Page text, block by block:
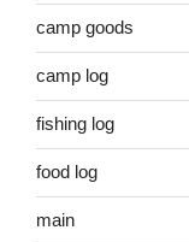
camp goods
camp log
fishing log
food log
main